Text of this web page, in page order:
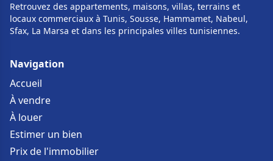
Retrouvez des appartements, maisons, villas, terrains et
locaux commerciaux à Tunis, Sousse, Hammamet, Nabeul,
Sfax, La Marsa et dans les principales villes tunisiennes.
Navigation
Accueil
À vendre
À louer
Estimer un bien
Prix de l'immobilier